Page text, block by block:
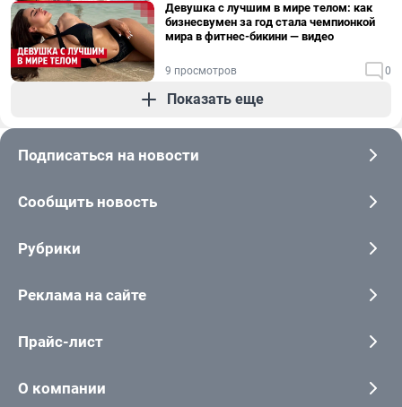
Девушка с лучшим в мире телом: как
бизнесвумен за год стала чемпионкой
мира в фитнес-бикини — видео
9 просмотров 0
Показать еще
Подписаться на новости
Сообщить новость
Рубрики
Реклама на сайте
Прайс-лист
О компании